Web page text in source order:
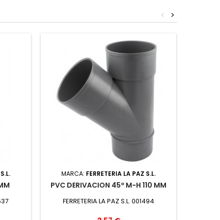
>
<
MARCA: FERRETERIA LA PAZ S.L.
PVC DERIVACION 45º M-H 110 MM
FERRETERIA LA PAZ S.L. 001494